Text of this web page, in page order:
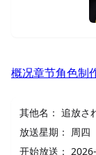
概况章节角色制
其他名： 追放さ
放送星期： 周四
开始放送：